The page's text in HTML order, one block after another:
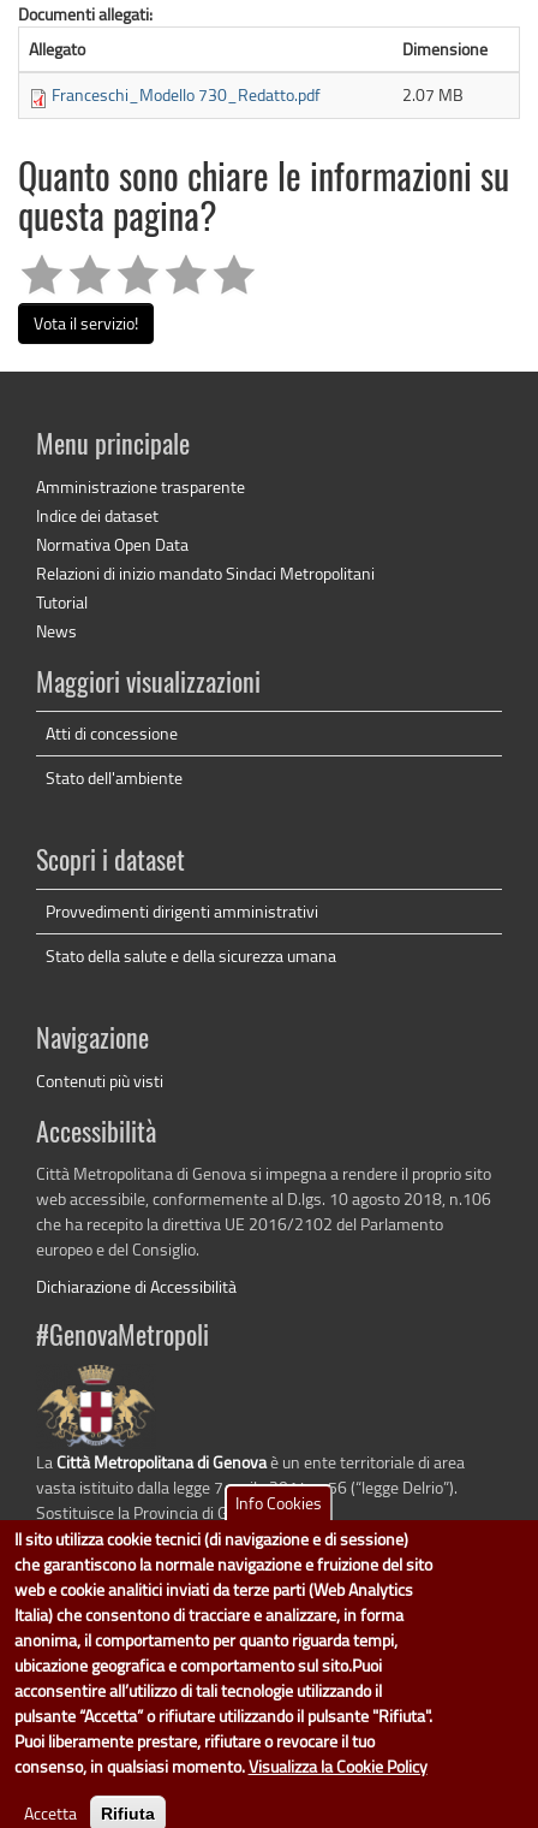
Documenti allegati:
Allegato
Dimensione
Franceschi_Modello 730_Redatto.pdf
2.07 MB
Quanto sono chiare le informazioni su
questa pagina?
Vota il servizio!
Menu principale
Amministrazione trasparente
Indice dei dataset
Normativa Open Data
Relazioni di inizio mandato Sindaci Metropolitani
Tutorial
News
Maggiori visualizzazioni
Atti di concessione
Stato dell'ambiente
Scopri i dataset
Provvedimenti dirigenti amministrativi
Stato della salute e della sicurezza umana
Navigazione
Contenuti più visti
Accessibilità
Città Metropolitana di Genova si impegna a rendere il proprio sito
web accessibile, conformemente al D.lgs. 10 agosto 2018, n.106
che ha recepito la direttiva UE 2016/2102 del Parlamento
europeo e del Consiglio.
Dichiarazione di Accessibilità
#GenovaMetropoli
LaCittà Metropolitana di Genovaè un ente territoriale di area
vasta istituito dalla legge 7 aprile 2014 n. 56 (“legge Delrio”).
Sostituisce la Provincia di Genova.
dati.cittametropolitana.genova.itè il progetto "Open Data" della
Metropolitana di Genova.
Il design e la gestione sono a cura del Servizio Sistemi Informativi. Ogni
Direzione è responsabile per la parte di "dati" e "dataset".
accedi (area riservata)|contatti|privacy| Statistiche
Info Cookies
Il sito utilizza cookie tecnici (di navigazione e di sessione)
che garantiscono la normale navigazione e fruizione del sito
web e cookie analitici inviati da terze parti (Web Analytics
Italia) che consentono di tracciare e analizzare, in forma
anonima, il comportamento per quanto riguarda tempi,
ubicazione geografica e comportamento sul sito.Puoi
acconsentire all’utilizzo di tali tecnologie utilizzando il
pulsante “Accetta” o rifiutare utilizzando il pulsante "Rifiuta".
Puoi liberamente prestare, rifiutare o revocare il tuo
consenso, in qualsiasi momento.Visualizza la Cookie Policy
Accetta Rifiuta